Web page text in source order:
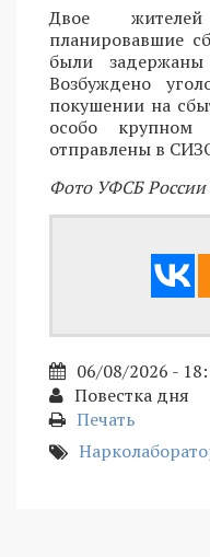
Двое
планировавшие
были
Возбуждено
покушении на
особо крупном
отправлены в
Фото УФСБ России
06/08/2026 -
Повестка дня
Печать